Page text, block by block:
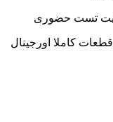
تست حضوری
کاملا اورجینال